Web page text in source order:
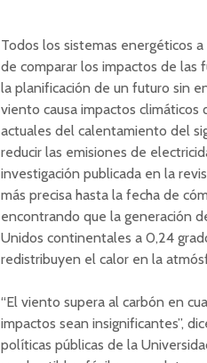
Todos los sistemas energéticos
de comparar los impactos de
la planificación de un futuro sin
viento causa impactos climáticos
actuales del calentamiento del
reducir las emisiones de
investigación publicada en la
más precisa hasta la fecha de
encontrando que la generación
Unidos continentales a 0,24
redistribuyen el calor en la
“El viento supera al carbón en
impactos sean insignificantes”,
políticas públicas de la